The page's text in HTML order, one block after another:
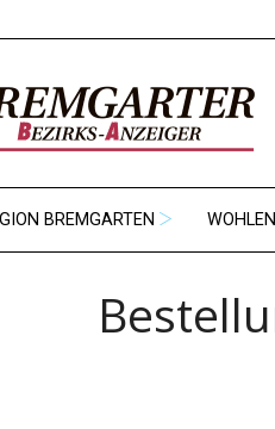
BREMGARTEN WOHLEN